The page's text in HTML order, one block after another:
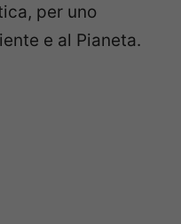
per uno
e al Pianeta.